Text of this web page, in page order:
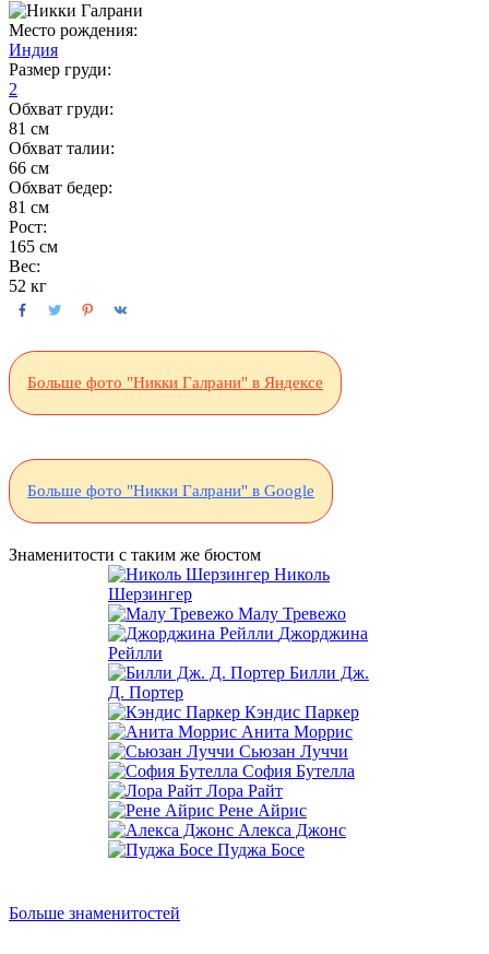
Место рождения:
Индия
Размер груди:
2
Обхват груди:
81 см
Обхват талии:
66 см
Обхват бедер:
81 см
Рост:
165 см
Вес:
52 кг
Больше фото "Никки Галрани" в Яндексе
Больше фото "Никки Галрани" в Google
Знаменитости с таким же бюстом
Николь
Шерзингер
Малу Тревежо
Джорджина
Рейлли
Билли Дж.
Д. Портер
Кэндис Паркер
Анита Моррис
Сьюзан Луччи
София Бутелла
Лора Райт
Рене Айрис
Алекса Джонс
Пуджа Босе
Больше знаменитостей